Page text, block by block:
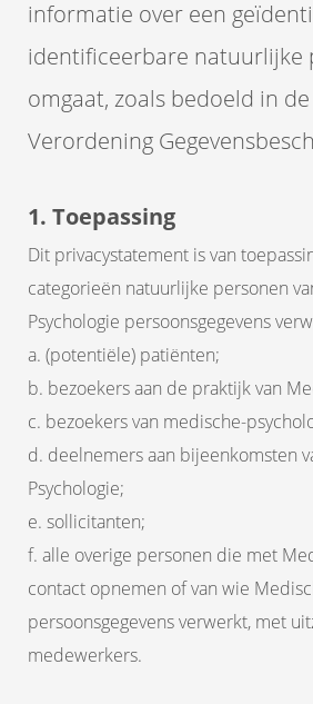
informatie over een
identificeerbare natuurlijke
omgaat, zoals bedoeld in
Verordening
1. Toepassing
Dit privacystatement is van
categorieën natuurlijke personen
Psychologie persoonsgegevens
a. (potentiële) patiënten;
b. bezoekers aan de praktijk van
c. bezoekers van medische-
d. deelnemers aan bijeenkomsten
Psychologie;
e. sollicitanten;
f. alle overige personen die met
contact opnemen of van wie
persoonsgegevens verwerkt, met
medewerkers.
deze
niet
om
te
van
op
gebruikt
te
de
website-